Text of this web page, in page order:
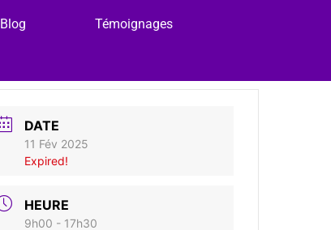
Blog Témoignages
DATE
11 Fév 2025
Expired!
HEURE
9h00 - 17h30